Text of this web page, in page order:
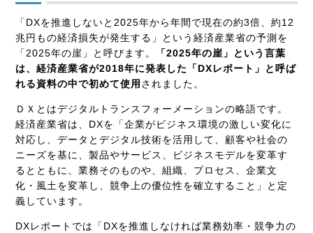
「DXを推進しないと2025年から年間で現在の約3倍、約12
兆円もの経済損失が発生する」という経済産業省の予測を
「2025年の崖」と呼びます。
「2025年の崖」という言葉
は、経済産業省が2018年に発表した「DXレポート」と呼ば
れる資料の中で初めて使用 されました。
ＤＸとはデジタルトランスフォーメーションの略語です。
経済産業省は、DXを「企業がビジネス環境の激しい変化に
対応し、データとデジタル技術を活用して、顧客や社会の
ニーズを基に、製品やサービス、ビジネスモデルを変革す
るとともに、業務そのものや、組織、プロセス、企業文
化・風土を変革し、競争上の優位性を確立すること」と定
義しています。
DXレポートでは「DXを推進しなければ業務効率・競争力の